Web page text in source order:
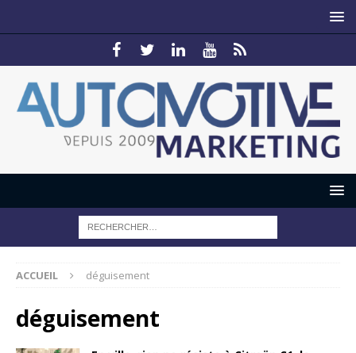
ACCUEIL déguisement
déguisement